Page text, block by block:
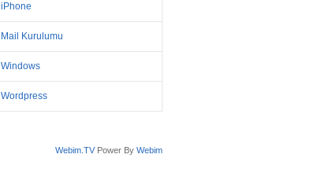
iPhone
Mail Kurulumu
Windows
Wordpress
Webim.TV Power By Webim